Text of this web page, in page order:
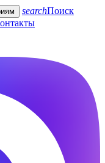
searchПоиск